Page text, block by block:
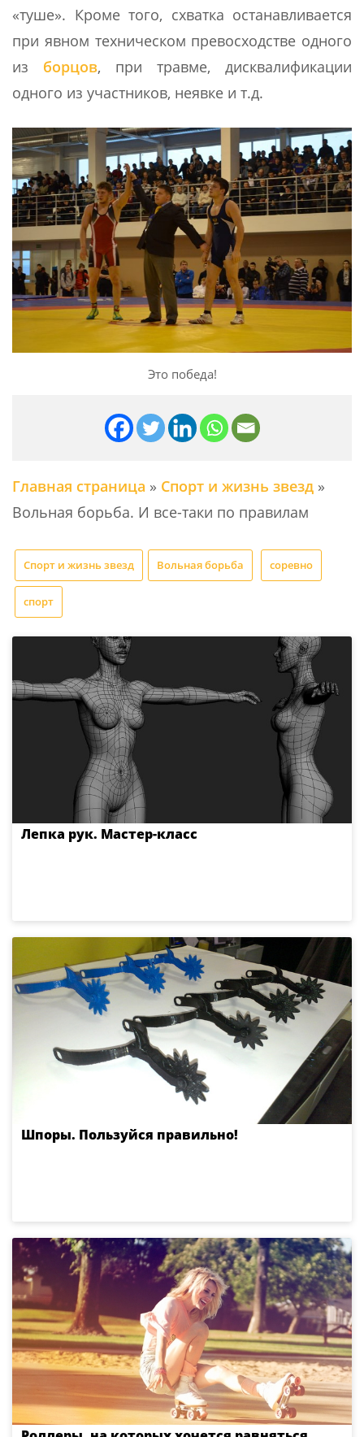
«туше». Кроме того, схватка останавливается
при явном техническом превосходстве одного
из борцов, при травме, дисквалификации
одного из участников, неявке и т.д.
Это победа!
Главная страница » Спорт и жизнь звезд »
Вольная борьба. И все-таки по правилам
Спорт и жизнь звезд Вольная борьба соревно
спорт
Лепка рук. Мастер-класс
Шпоры. Пользуйся правильно!